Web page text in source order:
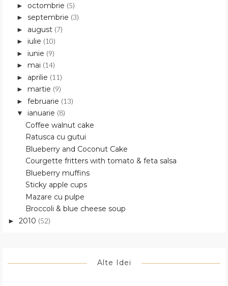
► octombrie (5)
► septembrie (3)
► august (7)
► iulie (10)
► iunie (9)
► mai (14)
► aprilie (11)
► martie (9)
► februarie (13)
▼ ianuarie (8)
Coffee walnut cake
Ratusca cu gutui
Blueberry and Coconut Cake
Courgette fritters with tomato & feta salsa
Blueberry muffins
Sticky apple cups
Mazare cu pulpe
Broccoli & blue cheese soup
► 2010 (52)
Alte Idei